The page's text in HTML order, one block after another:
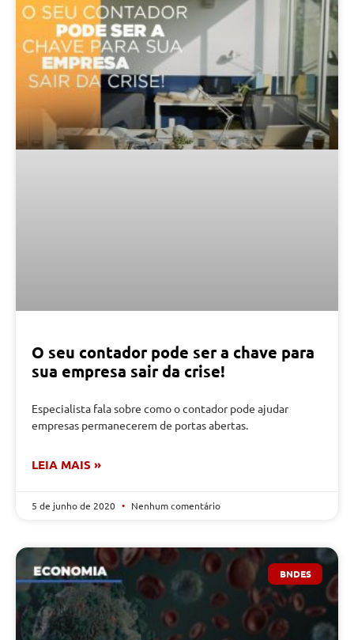
O seu contador pode ser a chave para
sua empresa sair da crise!
Especialista fala sobre como o contador pode ajudar
empresas permanecerem de portas abertas.
LEIA MAIS »
5 de junho de 2020 Nenhum comentário
BNDES